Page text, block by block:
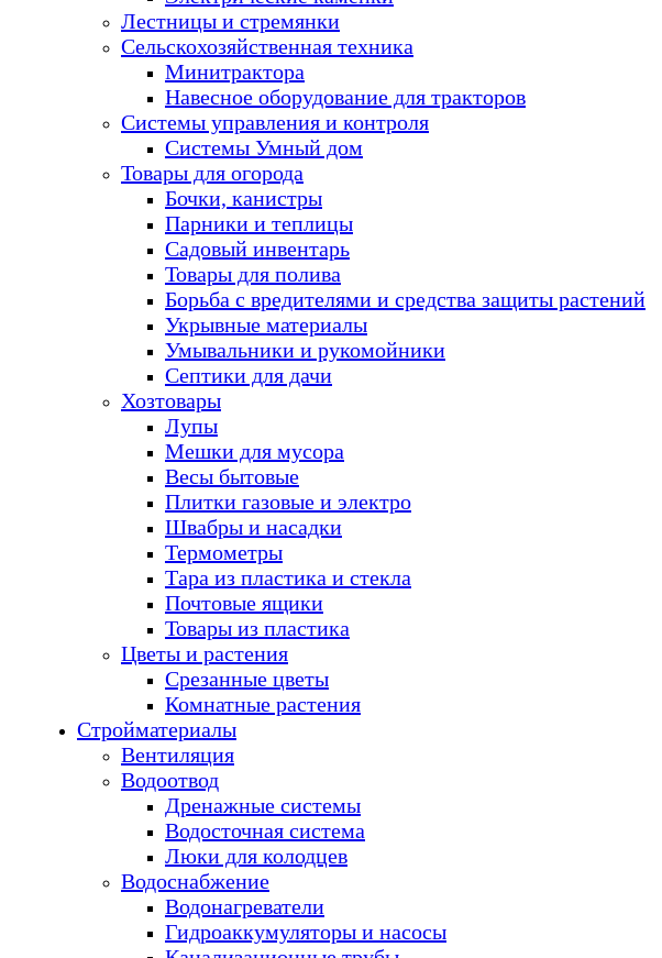
Лестницы и стремянки
Сельскохозяйственная техника
Минитрактора
Навесное оборудование для тракторов
Системы управления и контроля
Системы Умный дом
Товары для огорода
Бочки, канистры
Парники и теплицы
Садовый инвентарь
Товары для полива
Борьба с вредителями и средства защиты растений
Укрывные материалы
Умывальники и рукомойники
Септики для дачи
Хозтовары
Лупы
Мешки для мусора
Весы бытовые
Плитки газовые и электро
Швабры и насадки
Термометры
Тара из пластика и стекла
Почтовые ящики
Товары из пластика
Цветы и растения
Срезанные цветы
Комнатные растения
Стройматериалы
Вентиляция
Водоотвод
Дренажные системы
Водосточная система
Люки для колодцев
Водоснабжение
Водонагреватели
Гидроаккумуляторы и насосы